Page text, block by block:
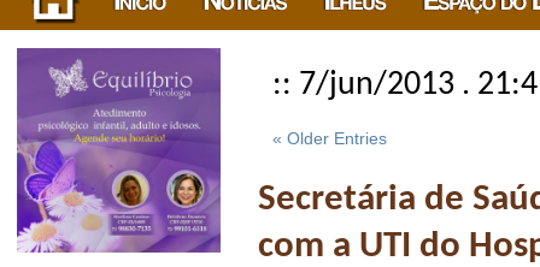
:: 7/jun/2013 .
« Older Entries
Secretária de
com a UTI do